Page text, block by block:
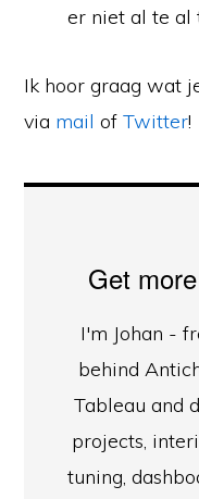
er niet al te al
Ik hoor graag wat
via mail ofTwitter!
Get
I'm Johan -
behind
Tableau and
projects,
tuning,